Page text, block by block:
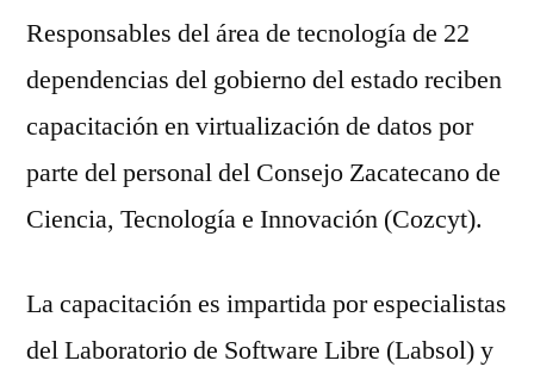
Responsables del área de tecnología de 22
dependencias del gobierno del estado reciben
capacitación en virtualización de datos por
parte del personal del Consejo Zacatecano de
Ciencia, Tecnología e Innovación (Cozcyt).
La capacitación es impartida por especialistas
del Laboratorio de Software Libre (Labsol) y